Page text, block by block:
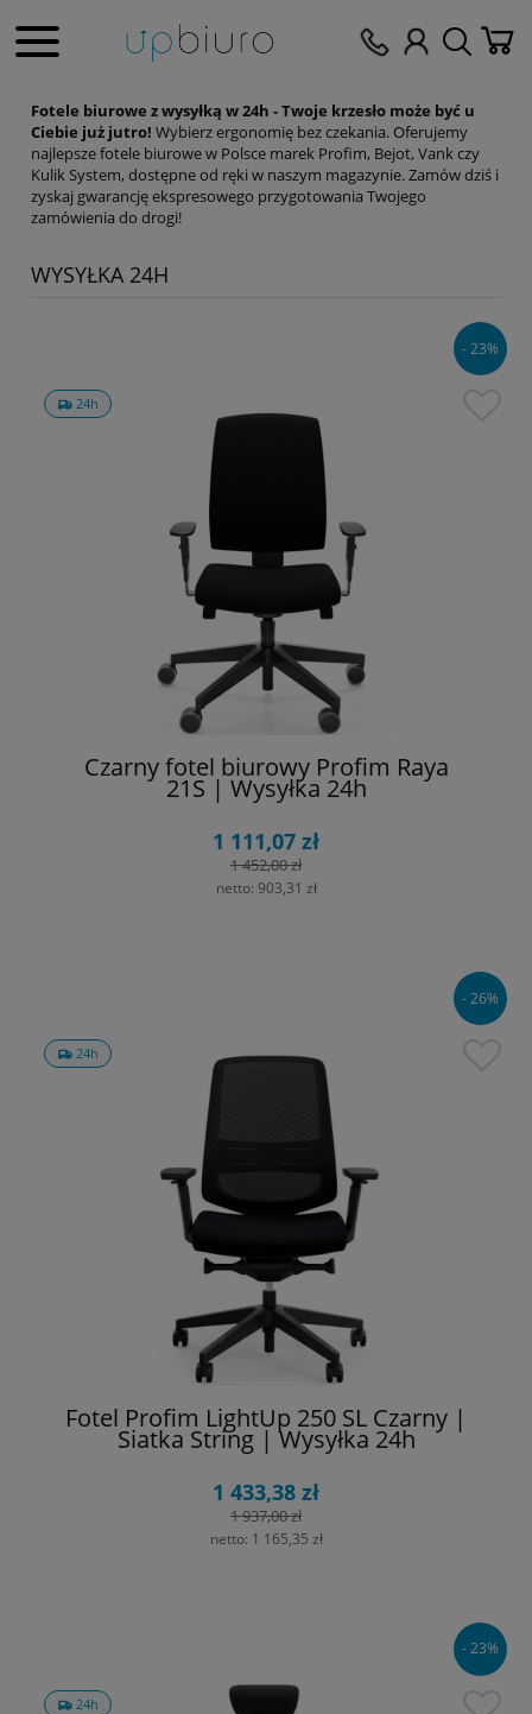
Fotele biurowe z wysyłką w 24h - Twoje krzesło może być u
Ciebie już jutro! Wybierz ergonomię bez czekania. Oferujemy
najlepsze fotele biurowe w Polsce marek Profim, Bejot, Vank czy
Kulik System, dostępne od ręki w naszym magazynie. Zamów dziś i
zyskaj gwarancję ekspresowego przygotowania Twojego
zamówienia do drogi!
WYSYŁKA 24H
24h
Czarny fotel biurowy Profim Raya
21S | Wysyłka 24h
1 111,07 zł
1 452,00 zł
netto: 903,31 zł
- 23%
24h
Fotel Profim LightUp 250 SL Czarny |
Siatka String | Wysyłka 24h
1 433,38 zł
1 937,00 zł
netto: 1 165,35 zł
- 26%
24h
- 23%